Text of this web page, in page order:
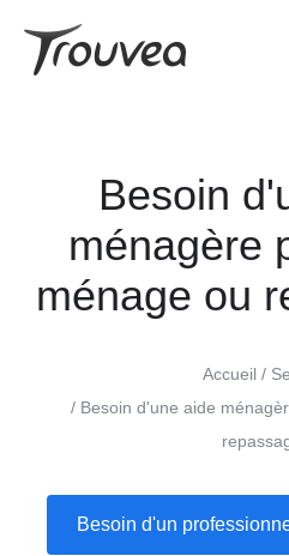
Besoin
ménagère
ménage ou
Accueil
Besoin d'une aide
Besoin d'un